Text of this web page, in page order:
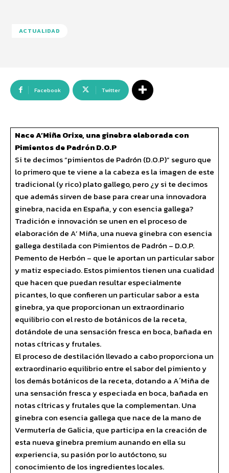
ACTUALIDAD
Facebook Twitter
Nace A’Miña Orixe, una ginebra elaborada con
Pimientos de Padrón D.O.P
Si te decimos “pimientos de Padrón (D.O.P)” seguro que
lo primero que te viene a la cabeza es la imagen de este
tradicional (y rico) plato gallego, pero ¿y si te decimos
que además sirven de base para crear una innovadora
ginebra, nacida en España, y con esencia gallega?
Tradición e innovación se unen en el proceso de
elaboración de A’ Miña, una nueva ginebra con esencia
gallega destilada con Pimientos de Padrón – D.O.P.
Pemento de Herbón – que le aportan un particular sabor
y matiz especiado. Estos pimientos tienen una cualidad
que hacen que puedan resultar especialmente
picantes, lo que confieren un particular sabor a esta
ginebra, ya que proporcionan un extraordinario
equilibrio con el resto de botánicos de la receta,
dotándole de una sensación fresca en boca, bañada en
notas cítricas y frutales.
El proceso de destilación llevado a cabo proporciona un
extraordinario equilibrio entre el sabor del pimiento y
los demás botánicos de la receta, dotando a A´Miña de
una sensación fresca y especiada en boca, bañada en
notas cítricas y frutales que la complementan. Una
ginebra con esencia gallega que nace de la mano de
Vermutería de Galicia, que participa en la creación de
esta nueva ginebra premium aunando en ella su
experiencia, su pasión por lo autóctono, su
conocimiento de los ingredientes locales.